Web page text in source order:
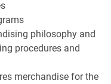
philosophy and
procedures and
merchandise for the